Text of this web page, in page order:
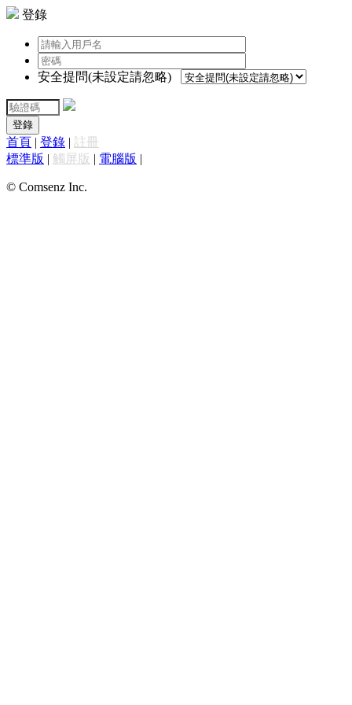
登錄
安全提問(未設定請忽略)
登錄
首頁 | 登錄 | 註冊
標準版 | 觸屏版 | 電腦版 |
© Comsenz Inc.